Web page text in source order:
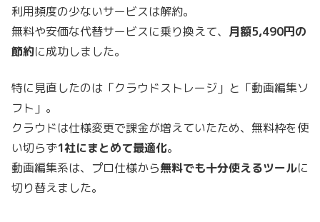
利用頻度の少ないサービスは解約。
無料や安価な代替サービスに乗り換えて、 月額5,490円の
節約に成功しました。
特に見直したのは「クラウドストレージ」と「動画編集ソ
フト」。
クラウドは仕様変更で課金が増えていたため、無料枠を使
い切らず1社にまとめて最適化。
動画編集系は、プロ仕様から無料でも十分使えるツールに
切り替えました。